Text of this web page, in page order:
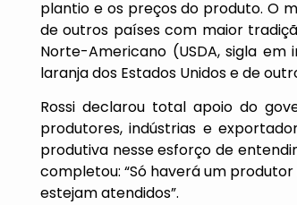
plantio e os preços do produto. O
de outros países com maior
Norte-Americano (USDA, sigla
laranja dos Estados Unidos e de
Rossi declarou total apoio do
produtores, indústrias e
produtiva nesse esforço de
completou: “Só haverá um
estejam atendidos”.